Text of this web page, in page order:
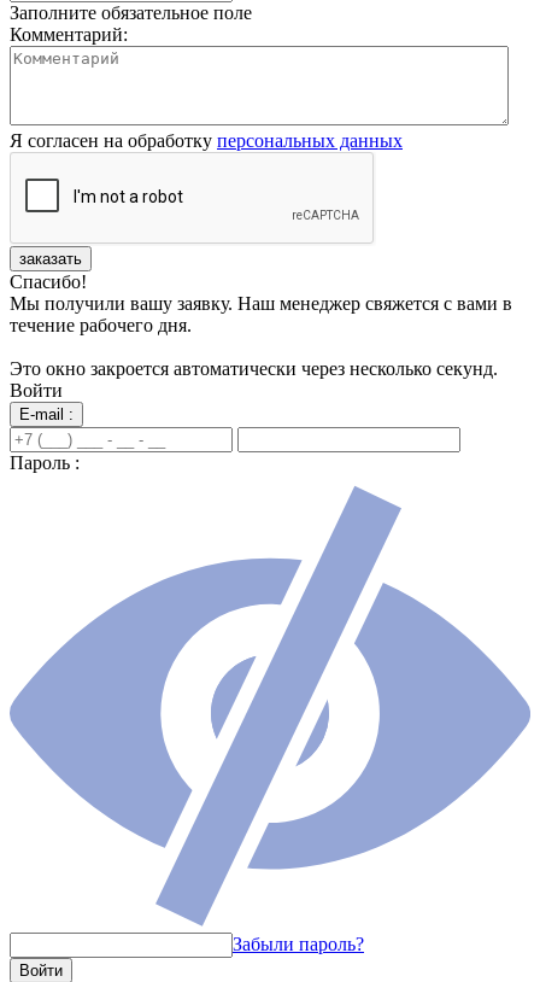
Заполните обязательное поле
Комментарий:
Я согласен на обработку персональных данных
заказать
Спасибо!
Мы получили вашу заявку. Наш менеджер свяжется с вами в
течение рабочего дня.
Это окно закроется автоматически через несколько секунд.
Войти
E-mail :
Пароль :
Забыли пароль?
Войти